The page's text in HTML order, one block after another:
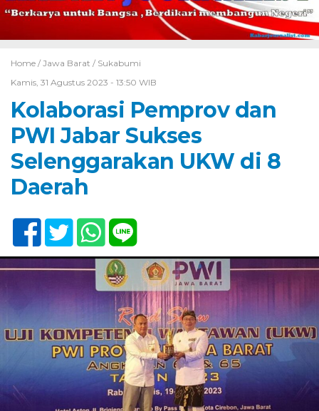
Home / Jawa Barat / Sukabumi
Kamis, 31 Agustus 2023 - 13:50 WIB
Kolaborasi Pemprov dan
PWI Jabar Sukses
Selenggarakan UKW di 8
Daerah